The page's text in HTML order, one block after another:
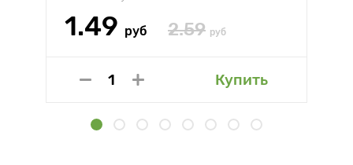
1.49 руб 2.59 руб
Купить